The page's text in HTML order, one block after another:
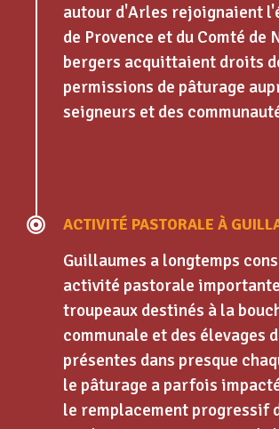
autour d'Arles rejoignaient
de Provence et du Comté de
bergers acquittaient droits
permissions de pâturage
seigneurs et des
ACTIVITÉ PASTORALE À
Guillaumes a longtemps
activité pastorale
troupeaux destinés à la
communale et des élevages
présentes dans presque
le pâturage a parfois
le remplacement progressif